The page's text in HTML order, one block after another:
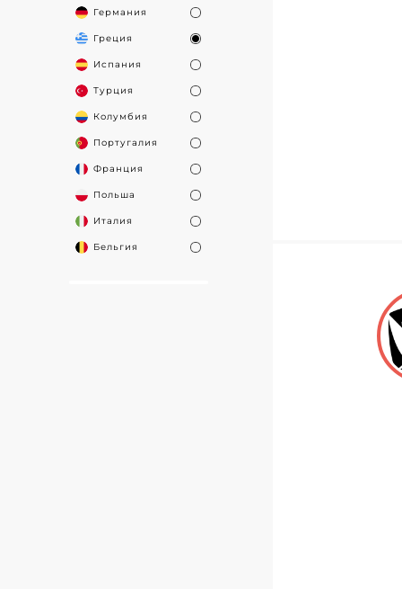
Германия
Греция
Испания
Турция
Колумбия
Португалия
Франция
Польша
Италия
Бельгия